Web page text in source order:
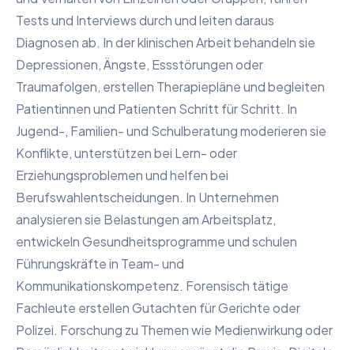
Tests und Interviews durch und leiten daraus
Diagnosen ab. In der klinischen Arbeit behandeln sie
Depressionen, Ängste, Essstörungen oder
Traumafolgen, erstellen Therapiepläne und begleiten
Patientinnen und Patienten Schritt für Schritt. In
Jugend-, Familien- und Schulberatung moderieren sie
Konflikte, unterstützen bei Lern- oder
Erziehungsproblemen und helfen bei
Berufswahlentscheidungen. In Unternehmen
analysieren sie Belastungen am Arbeitsplatz,
entwickeln Gesundheitsprogramme und schulen
Führungskräfte in Team- und
Kommunikationskompetenz. Forensisch tätige
Fachleute erstellen Gutachten für Gerichte oder
Polizei. Forschung zu Themen wie Medienwirkung oder